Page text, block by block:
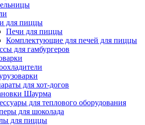
для пиццы
Печи для пиццы
Комплектующие для печей для пиццы
для гамбургеров
для хот-догов
Шаурма
для теплового оборудования
для шоколада
для пиццы